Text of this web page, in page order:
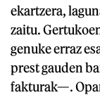
ekartzera,
zaitu.
genuke erraz
prest gauden
fakturak—.